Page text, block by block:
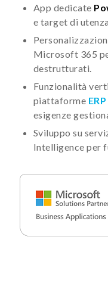
App dedicate
e target di
Microsoft 365
destrutturati.
Funzionalità
piattaforme ERP
esigenze
Sviluppo su
Intelligence per